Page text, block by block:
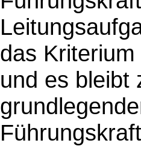
das
und es bleibt